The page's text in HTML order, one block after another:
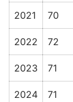
2021 70
2022 72
2023 71
2024 71